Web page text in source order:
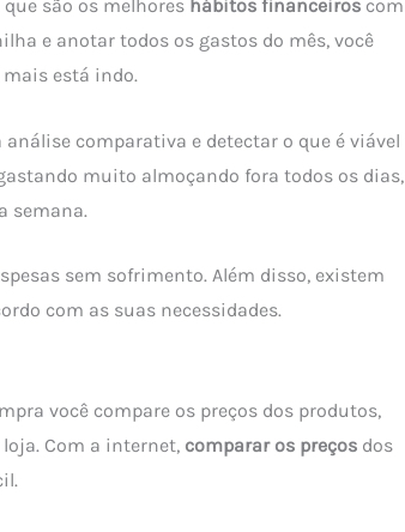
são os melhores hábitos financeiros com
e anotar todos os gastos do mês, você
está indo.
comparativa e detectar o que é viável
muito almoçando fora todos os dias,
semana.
sem sofrimento. Além disso, existem
com as suas necessidades.
você compare os preços dos produtos,
Com a internet, comparar os preços dos